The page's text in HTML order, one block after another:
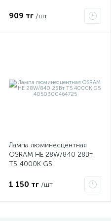
люминесцентная
909 тг /шт
Лампа люминесцентная
OSRAM HE 28W/840 28Вт
T5 4000К G5
1 150 тг /шт